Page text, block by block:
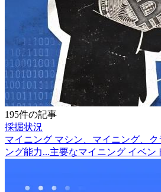
195件の記事
採掘状況
マイニング マシン、マイニング、
ング能力...主要なマイニング イベン